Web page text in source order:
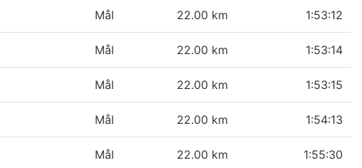
Mål 22.00 km 1:53:12
Mål 22.00 km 1:53:14
Mål 22.00 km 1:53:15
Mål 22.00 km 1:54:13
Mål 22.00 km 1:55:30